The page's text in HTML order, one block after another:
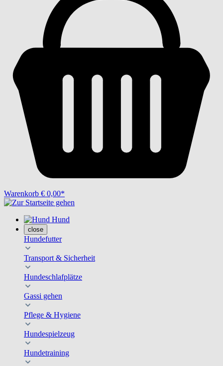
Warenkorb € 0,00*
Hund
close
Hundefutter
Transport & Sicherheit
Hundeschlafplätze
Gassi gehen
Pflege & Hygiene
Hundespielzeug
Hundetraining